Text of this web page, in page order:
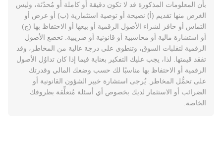
بأن المعلومات المذكورة قد لا تكون دقيقة أو كاملة أو مُحدّثة، وليس
الغرض منها تقديم (أ) نصيحة أو توصية استثمارية (ب) أو عرض أو
التماس أو حافز لشراء الأصول الرقمية أو بيعها أو الاحتفاظ بها (ج)
أو استشارة مالية أو محاسبية أو قانونية أو ضريبية. تخضع الأصول
الرقمية لتقلبات السوق، وتنطوي على درجة عالية من المخاطر، وقد
تفقد قيمتها. لذا، يجب عليك التفكير بعناية فيما إذا كان تداوُل الأصول
الرقمية أو الاحتفاظ بها مناسبًا لك حسب وضعك المالي وقدرتك
على تحمُّل المخاطر. يُرجى استشارة خبير الشؤون القانونية أو
الضرائب أو الاستثمار لديك بخصوص أي أسئلة مُتعلِّقة بظروفك
الخاصة.